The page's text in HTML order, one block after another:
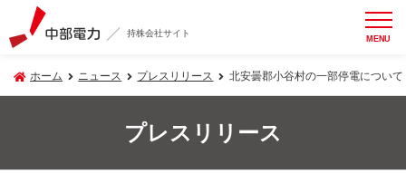
持株会社サイト MENU
ホーム ニュース プレスリリース 北安曇郡小谷村の一部停電について
プレスリリース